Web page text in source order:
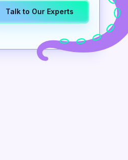
Talk to Our Experts